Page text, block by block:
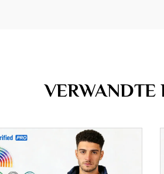
VERWANDTE